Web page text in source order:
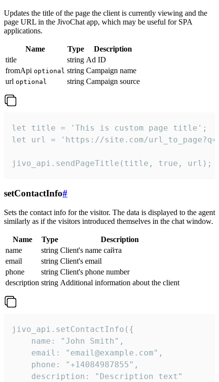
Updates the title of the page the client is currently viewing and the
page URL in the JivoChat app, which may be useful for SPA
applications.
Name Type
Description
title
string Ad ID
fromApi optional string Campaign name
url optional string Campaign source
let title = 'This is custom page title';
let url = 'https://site.com/
jivo_api.sendPageTitle(title, true, url);
setContactInfo#
Sets the contact info for the visitor. The data is displayed to the agent
similarly as if the visitors introduced themselves in the chat window.
Name Type
Description
name
string Client's name сайта
email
string Client's email
phone
string Client's phone number
description string Additional information about the client
jivo_api.setContactInfo({
    name: "John Smith",
    email: "email@example.com",
    phone: "+14084987855",
    description: "Description text"